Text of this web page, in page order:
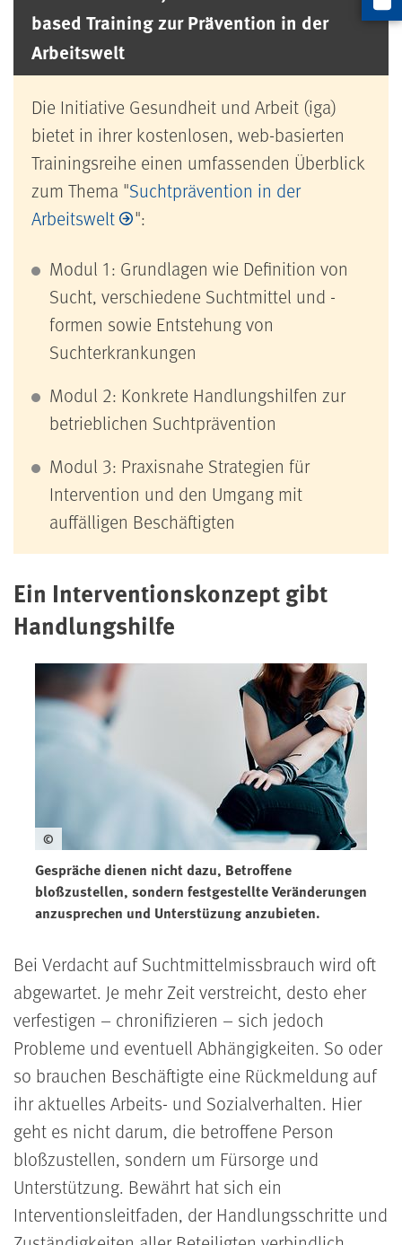
based Training zur Prävention in der
Arbeitswelt
Die Initiative Gesundheit und Arbeit (iga)
bietet in ihrer kostenlosen, web-basierten
Trainingsreihe einen umfassenden Überblick
zum Thema "Suchtprävention in der
Arbeitswelt
":
Modul 1: Grundlagen wie Definition von
Sucht, verschiedene Suchtmittel und -
formen sowie Entstehung von
Suchterkrankungen
Modul 2: Konkrete Handlungshilfen zur
betrieblichen Suchtprävention
Modul 3: Praxisnahe Strategien für
Intervention und den Umgang mit
auffälligen Beschäftigten
Ein Interventionskonzept gibt
Handlungshilfe
©
Gespräche dienen nicht dazu, Betroffene
bloßzustellen, sondern festgestellte Veränderungen
anzusprechen und Unterstüzung anzubieten.
Bei Verdacht auf Suchtmittelmissbrauch wird oft
abgewartet. Je mehr Zeit verstreicht, desto eher
verfestigen – chronifizieren – sich jedoch
Probleme und eventuell Abhängigkeiten. So oder
so brauchen Beschäftigte eine Rückmeldung auf
ihr aktuelles Arbeits- und Sozialverhalten. Hier
geht es nicht darum, die betroffene Person
bloßzustellen, sondern um Fürsorge und
Unterstützung. Bewährt hat sich ein
Interventionsleitfaden, der Handlungsschritte und
Artikel